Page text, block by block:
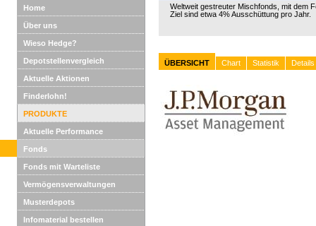
Home
Über uns
Wieso Hedge?
Depotstellenvergleich
Aktuelle Aktionen
Finderlohn!
PRODUKTE
Aktuelle Performance
Fonds
Fonds mit Warteliste
Vermögensverwaltungen
Musterdepots
Infomaterial bestellen
Weltweit gestreuter Mischfonds, mit dem
Ziel sind etwa 4% Ausschüttung pro Jahr.
ÜBERSICHT Chart Statistik Details